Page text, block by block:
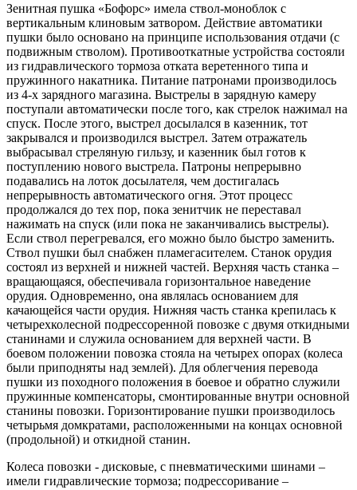
Зенитная пушка «Бофорс» имела ствол-моноблок с
вертикальным клиновым затвором. Действие автоматики
пушки было основано на принципе использования отдачи (с
подвижным стволом). Противооткатные устройства состояли
из гидравлического тормоза отката веретенного типа и
пружинного накатника. Питание патронами производилось
из 4-х зарядного магазина. Выстрелы в зарядную камеру
поступали автоматически после того, как стрелок нажимал на
спуск. После этого, выстрел досылался в казенник, тот
закрывался и производился выстрел. Затем отражатель
выбрасывал стреляную гильзу, и казенник был готов к
поступлению нового выстрела. Патроны непрерывно
подавались на лоток досылателя, чем достигалась
непрерывность автоматического огня. Этот процесс
продолжался до тех пор, пока зенитчик не переставал
нажимать на спуск (или пока не заканчивались выстрелы).
Если ствол перегревался, его можно было быстро заменить.
Ствол пушки был снабжен пламегасителем. Станок орудия
состоял из верхней и нижней частей. Верхняя часть станка –
вращающаяся, обеспечивала горизонтальное наведение
орудия. Одновременно, она являлась основанием для
качающейся части орудия. Нижняя часть станка крепилась к
четырехколесной подрессоренной повозке с двумя откидными
станинами и служила основанием для верхней части. В
боевом положении повозка стояла на четырех опорах (колеса
были приподняты над землей). Для облегчения перевода
пушки из походного положения в боевое и обратно служили
пружинные компенсаторы, смонтированные внутри основной
станины повозки. Горизонтирование пушки производилось
четырьмя домкратами, расположенными на концах основной
(продольной) и откидной станин.
Колеса повозки - дисковые, с пневматическими шинами –
имели гидравлические тормоза; подрессоривание –